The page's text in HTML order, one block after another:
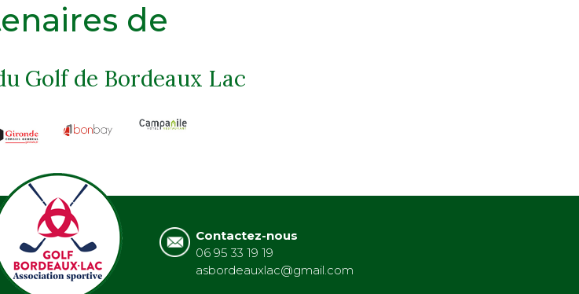
de
Golf de Bordeaux Lac
Contactez-nous
06 95 33 19 19
asbordeauxlac@gmail.com